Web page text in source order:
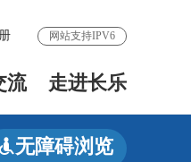
网站支持IPV6
流 走进长乐
无障碍浏览